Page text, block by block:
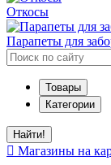
Откосы
Парапеты для
Товары
Категории
Найти!
Магазины на